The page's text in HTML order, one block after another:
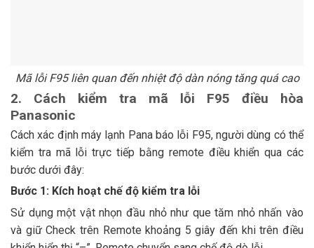
Mã lỗi F95 liên quan đến nhiệt độ dàn nóng tăng quá cao
2. Cách kiểm tra mã lỗi F95 điều hòa
Panasonic
Cách xác định máy lạnh Pana báo lỗi F95, người dùng có thể
kiểm tra mã lỗi trực tiếp bằng remote điều khiển qua các
bước dưới đây:
Bước 1: Kích hoạt chế độ kiểm tra lỗi
Sử dụng một vật nhọn đầu nhỏ như que tăm nhỏ nhấn vào
và giữ Check trên Remote khoảng 5 giây đến khi trên điều